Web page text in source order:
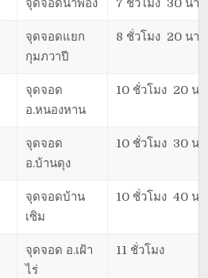
จุดจอดน้ำพอง 7 ชั่วโมง 30 นาที
จุดจอดแยก
กุมภวาปี
8 ชั่วโมง 20 นาที
จุดจอด
อ.หนองหาน
10 ชั่วโมง 20 น
จุดจอด
อ.บ้านดุง
10 ชั่วโมง 30 น
จุดจอดบ้าน
เซิม
10 ชั่วโมง 40 น
จุดจอด อ.เฝ้า
ไร่
11 ชั่วโมง